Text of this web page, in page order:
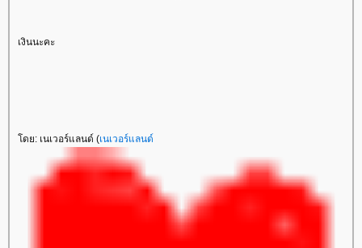
เงินนะคะ
ดย: เนเวอร์แลนด์ (เนเวอร์แลนด์